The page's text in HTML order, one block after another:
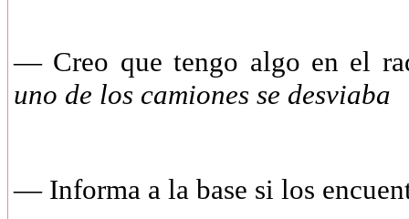
— Creo que tengo algo en el
uno de los camiones se desviaba
— Informa a la base si los